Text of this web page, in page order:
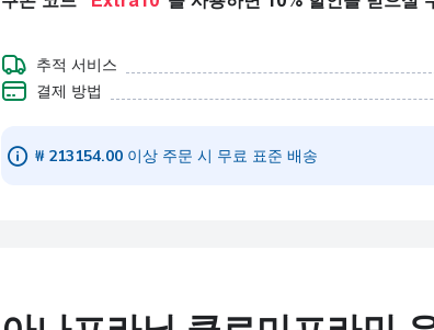
아나프라닐 (Anafranil)
추적 서비스
결제 방법
₩ 213154.00 이상 주문 시 무료 표준 배송